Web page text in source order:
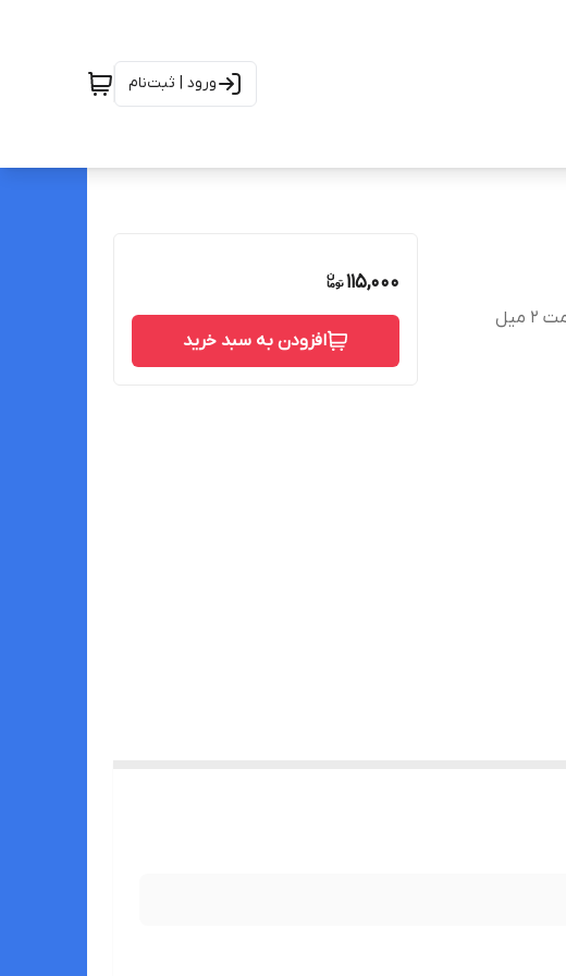
ورود | ثبت‌نام
115,000
افزودن به سبد خرید